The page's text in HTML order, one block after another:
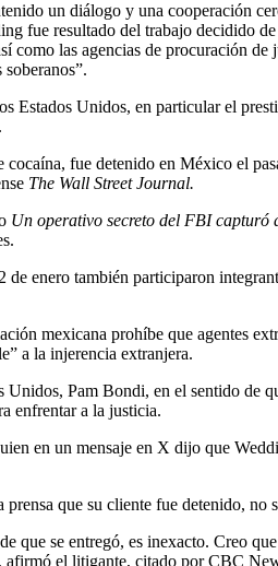
un diálogo y una cooperación
fue resultado del trabajo decidido
las agencias de procuración
Estados Unidos, en particular el
fue detenido en México el
The Wall Street Journal.
Un operativo secreto del FBI capturó
enero también participaron
mexicana prohíbe que agentes
a la injerencia extranjera.
Pam Bondi, en el sentido de
enfrentar a la justicia.
en un mensaje en X dijo que
que su cliente fue detenido, no
se entregó, es inexacto. Creo
afirmó el litigante, citado por CBC